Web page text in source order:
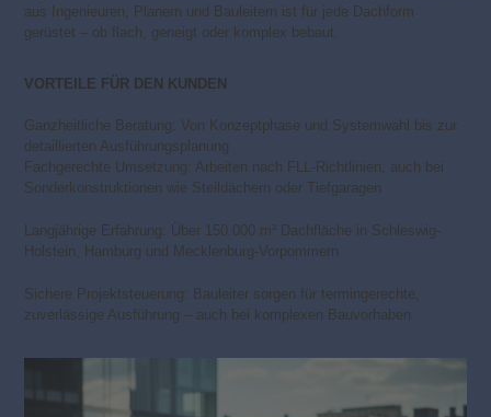
aus Ingenieuren, Planern und Bauleitern ist für jede Dachform
gerüstet – ob flach, geneigt oder komplex bebaut.
VORTEILE FÜR DEN KUNDEN
Ganzheitliche Beratung: Von Konzeptphase und Systemwahl bis zur
detaillierten Ausführungsplanung
Fachgerechte Umsetzung: Arbeiten nach FLL-Richtlinien, auch bei
Sonderkonstruktionen wie Steildächern oder Tiefgaragen
Langjährige Erfahrung: Über 150.000 m² Dachfläche in Schleswig-
Holstein, Hamburg und Mecklenburg-Vorpommern
Sichere Projektsteuerung: Bauleiter sorgen für termingerechte,
zuverlässige Ausführung – auch bei komplexen Bauvorhaben